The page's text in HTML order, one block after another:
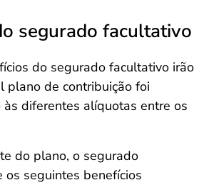
segurado facultativo
do segurado facultativo irão
plano de contribuição foi
diferentes alíquotas entre os
do plano, o segurado
os seguintes benefícios